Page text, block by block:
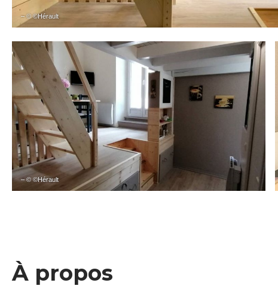
– © ©Hérault
– © ©Hérault
À propos